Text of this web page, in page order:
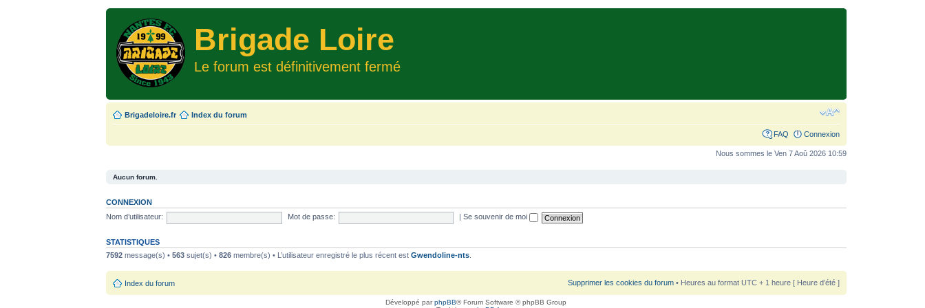
Brigade Loire
Le forum est définitivement fermé
Brigadeloire.fr Index du forum
FAQ Connexion
Nous sommes le Ven 7 Aoû 2026 10:59
Aucun forum.
CONNEXION
Nom d’utilisateur:
Mot de passe: Se souvenir de moi
STATISTIQUES
7592 message(s) •563 sujet(s) •826 membre(s) • L’utilisateur enregistré le plus récent estGwendoline-nts
Index du forum Supprimer les cookies du forum• Heures au format UTC + 1 heure [ Heure d’été ]
Développé parphpBB® Forum Software © phpBB Group